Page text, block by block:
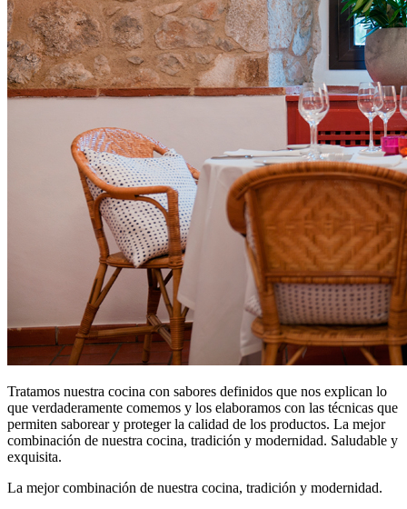
Tratamos nuestra cocina con sabores definidos que nos explican lo
que verdaderamente comemos y los elaboramos con las técnicas que
permiten saborear y proteger la calidad de los productos. La mejor
combinación de nuestra cocina, tradición y modernidad. Saludable y
exquisita.
La mejor combinación de nuestra cocina, tradición y modernidad.